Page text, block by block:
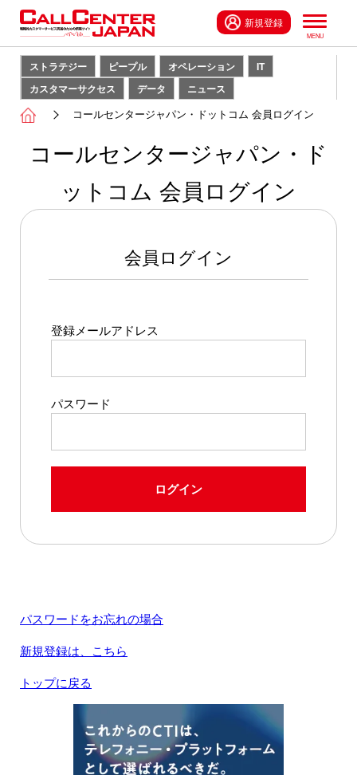
新規登録
ストラテジー ピープル オペレーション
IT
カスタマーサクセス
データ ニュース
コールセンタージャパン・ドットコム 会員ログイン
コールセンタージャパン・ド
ットコム 会員ログイン
会員ログイン
登録メールアドレス
パスワード
ログイン
パスワードをお忘れの場合
新規登録は、こちら
トップに戻る